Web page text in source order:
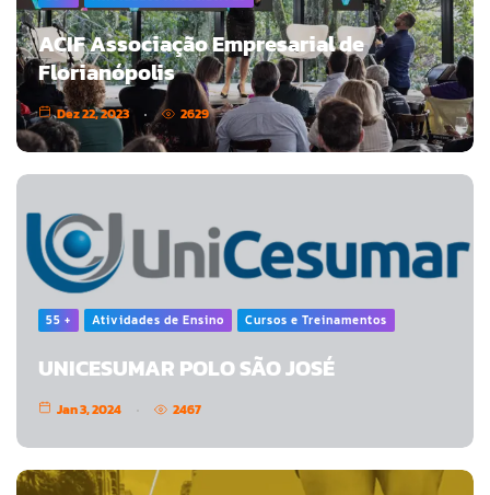
ACIF Associação Empresarial de
Florianópolis
Dez 22, 2023 2629
55 + Atividades de Ensino Cursos e Treinamentos
UNICESUMAR POLO SÃO JOSÉ
Jan 3, 2024 2467